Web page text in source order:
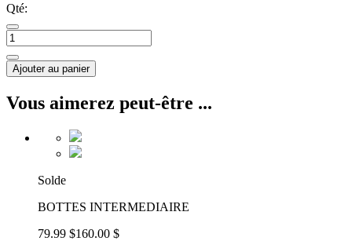
Qté:
Ajouter au panier
Vous aimerez peut-être ...
Solde
BOTTES INTERMEDIAIRE
79.99 $160.00 $